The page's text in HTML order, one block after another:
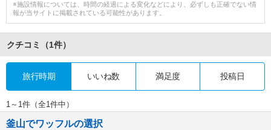
※施設情報については、時間の経過による変化などにより、必ずしも正確でない情
報が当サイトに掲載されている可能性があります。
クチコミ （1件）
旅行時期 いいね数 満足度 投稿日
1～1件（全1件中）
釜山でワッフルの選択